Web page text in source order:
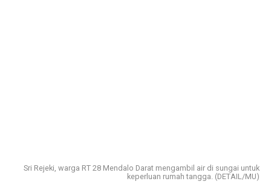
Sri Rejeki, warga RT 28 Mendalo Darat mengambil air di sungai untuk
keperluan rumah tangga. (DETAIL/MU)